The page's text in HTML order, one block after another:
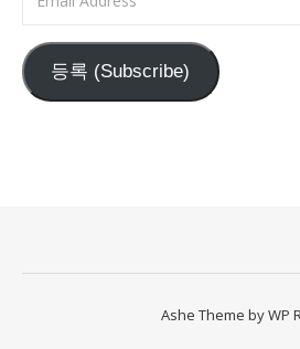
등록 (Subscribe)
Ashe Theme byWP